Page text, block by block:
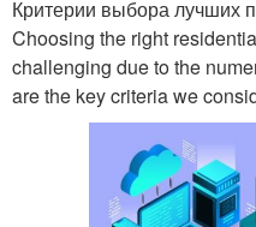
Критерии выбора лучших
Choosing the right
challenging due to the
are the key criteria we